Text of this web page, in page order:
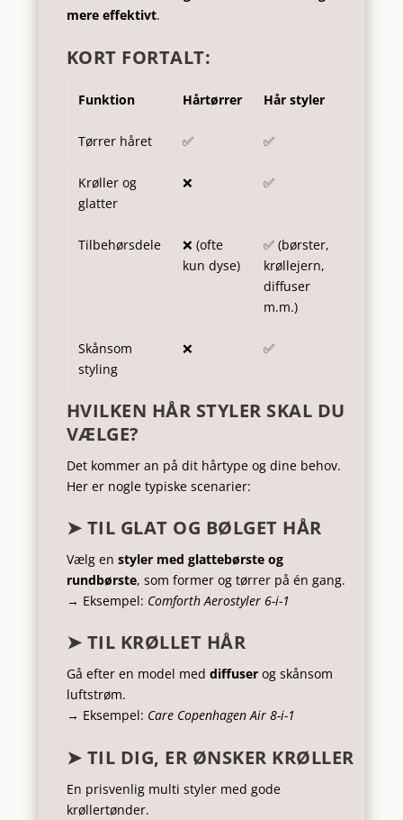
mere effektivt.
KORT FORTALT:
Funktion Hårtørrer Hår styler
Tørrer håret ✅ ✅
Krøller og
glatter
❌ ✅
Tilbehørsdele
❌ (ofte
kun dyse)
✅ (børster,
krøllejern,
diffuser
m.m.)
Skånsom
styling
❌ ✅
HVILKEN HÅR STYLER SKAL DU
VÆLGE?
Det kommer an på dit hårtype og dine behov.
Her er nogle typiske scenarier:
➤ TIL GLAT OG BØLGET HÅR
Vælg en styler med glattebørste og
rundbørste, som former og tørrer på én gang.
→ Eksempel: Comforth Aerostyler 6-i-1
➤ TIL KRØLLET HÅR
Gå efter en model med diffuserog skånsom
luftstrøm.
→ Eksempel: Care Copenhagen Air 8-i-1
➤ TIL DIG, ER ØNSKER KRØLLER
En prisvenlig multi styler med gode
krøllertønder.